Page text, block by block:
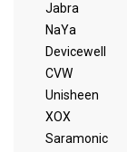
Jabra
NaYa
Devicewell
CVW
Unisheen
XOX
Saramonic